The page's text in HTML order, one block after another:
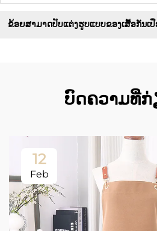
ຂ້ອຍສາມາດປັບແຕ່ງຮູບແບບຂອງເສື້ອກັນເປື່
ບົດຄວາມທີ່ກ່
12
Feb